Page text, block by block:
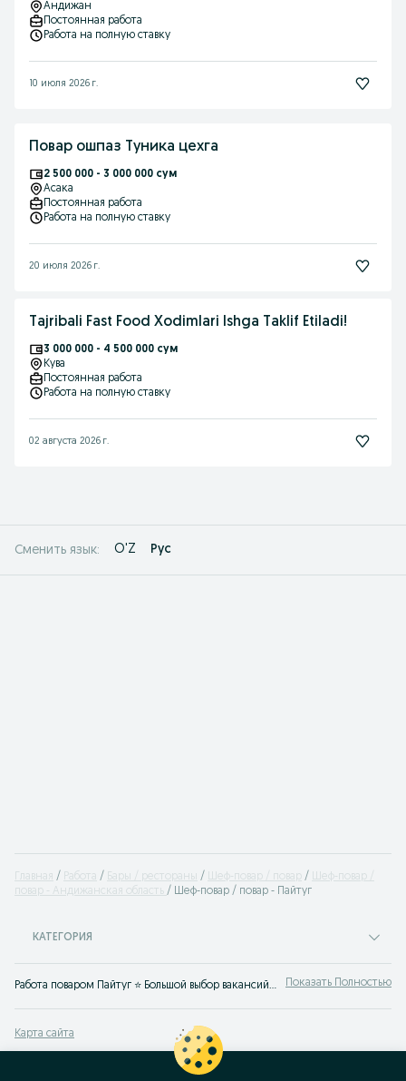
Андижан
Постоянная работа
Работа на полную ставку
10 июля 2026 г.
Повар ошпаз Туника цехга
2 500 000 - 3 000 000 сум
Асака
Постоянная работа
Работа на полную ставку
20 июля 2026 г.
Tajribali Fast Food Xodimlari Ishga Taklif Etiladi!
3 000 000 - 4 500 000 сум
Кува
Постоянная работа
Работа на полную ставку
02 августа 2026 г.
Сменить язык: O'Z Рус
Главная Работа Бары / рестораны Шеф-повар / повар
Шеф-повар /
повар - Андижанская область
Шеф-повар / повар - Пайтуг
КАТЕГОРИЯ
Работа поваром Пайтуг ⭐ Большой выбор вакансий поваров ✔️ шеф-поваром ✔️в ресторан, в столовую ✔️ в офис ⮞⮞ OLX.uz Пайтуг Показать Полностью
Карта сайта